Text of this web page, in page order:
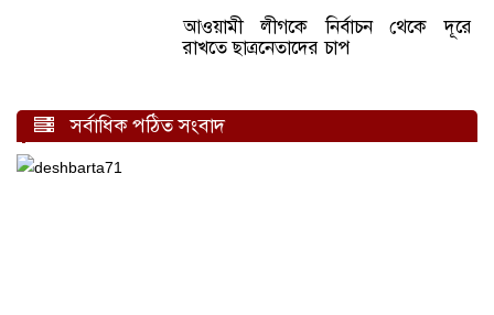
আওয়ামী লীগকে নির্বাচন থেকে দূরে
রাখতে ছাত্রনেতাদের চাপ
সর্বাধিক পঠিত সংবাদ